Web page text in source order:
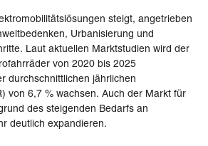
steigt, angetrieben
Urbanisierung und
Laut aktuellen Marktstudien wird der
von 2020 bis 2025
durchschnittlichen jährlichen
von 6,7 % wachsen. Auch der Markt für
des steigenden Bedarfs an
deutlich expandieren.